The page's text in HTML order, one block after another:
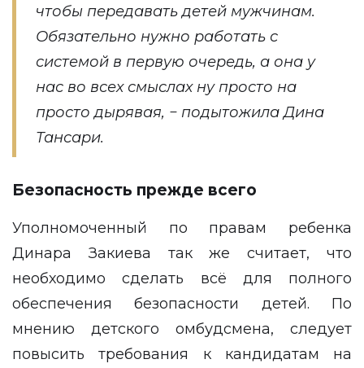
чтобы передавать детей мужчинам.
Обязательно нужно работать с
системой в первую очередь, а она у
нас во всех смыслах ну просто на
просто дырявая, − подытожила Дина
Тансари.
Безопасность прежде всего
Уполномоченный по правам ребенка
Динара Закиева так же считает, что
необходимо сделать всё для полного
обеспечения безопасности детей. По
мнению детского омбудсмена, следует
повысить требования к кандидатам на